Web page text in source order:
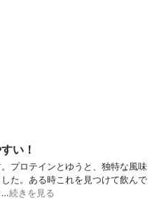
い！
プロテインとゆうと、独特な風味
た。ある時これを見つけて飲んで
…続きを見る